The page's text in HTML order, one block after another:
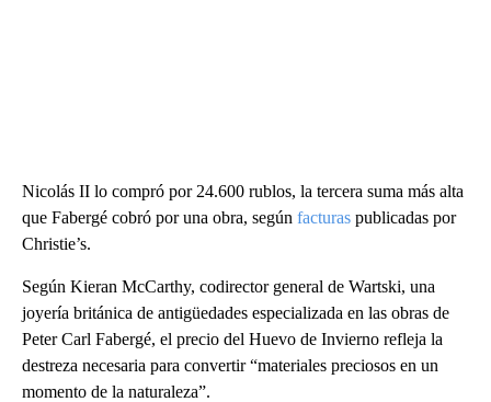
Nicolás II lo compró por 24.600 rublos, la tercera suma más alta
que Fabergé cobró por una obra, según facturas publicadas por
Christie’s.
Según Kieran McCarthy, codirector general de Wartski, una
joyería británica de antigüedades especializada en las obras de
Peter Carl Fabergé, el precio del Huevo de Invierno refleja la
destreza necesaria para convertir “materiales preciosos en un
momento de la naturaleza”.